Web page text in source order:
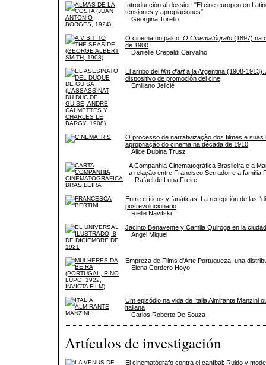
Introducción al dossier: "El cine europeo en
tensiones y apropiaciones"
Georgina Torello
O cinema no palco: O Cinematógrafo (1897) na
de 1900
Danielle Crepaldi Carvalho
El arribo del film d’arta la Argentina (1908-
dispositivo de promoción del cine
Emiliano Jelicié
O processo de narrativização dos filmes e suas
apropriação do cinema na década de 1910
Alice Dubina Trusz
A Companhia Cinematográfica Brasileira e a
a relação entre Francisco Serrador e a família
Rafael de Luna Freire
Entre críticos y fanáticas: La recepción de las
posrevolucionario
Rielle Navitski
Jacinto Benavente y Camila Quiroga en la
Ángel Miquel
Empreza de Films d’Arte Portugueza, una
Elena Cordero Hoyo
Um episódio na vida de Italia Almirante Manzini
italiana
Carlos Roberto De Souza
Artículos de investigación
El cinematógrafo contra el caníbal: Ruido y